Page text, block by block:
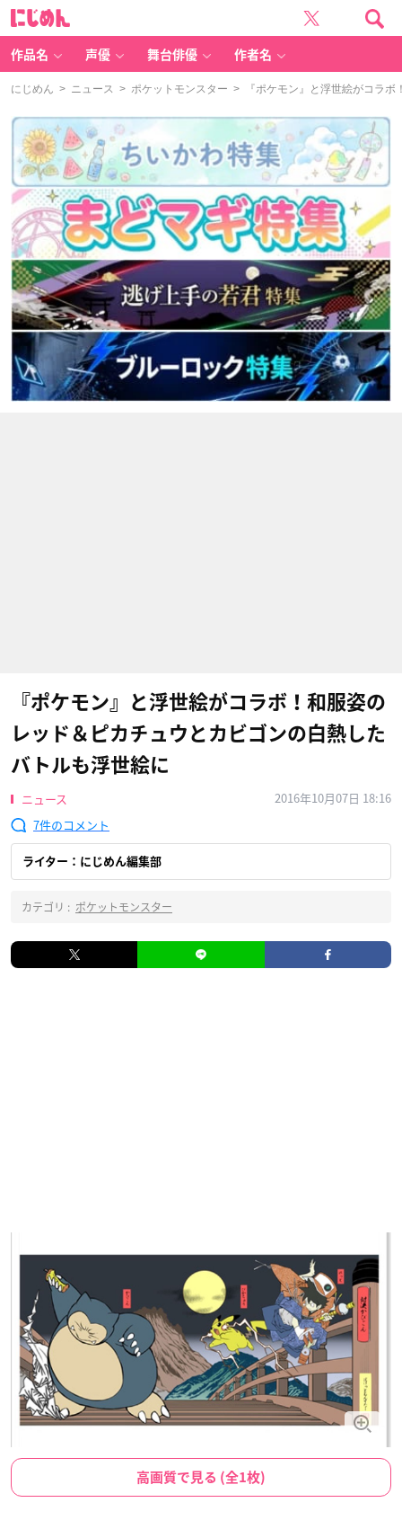
作品名 声優 舞台俳優 作者名
にじめん > ニュース > ポケットモンスター > 『ポケモン』と浮世絵がコラボ
『ポケモン』と浮世絵がコラボ！和服姿の
レッド＆ピカチュウとカビゴンの白熱した
バトルも浮世絵に
ニュース
2016年10月07日 18:16
7
ライター：にじめん編集部
カテゴリ : ポケットモンスター
高画質で見る (全1枚)